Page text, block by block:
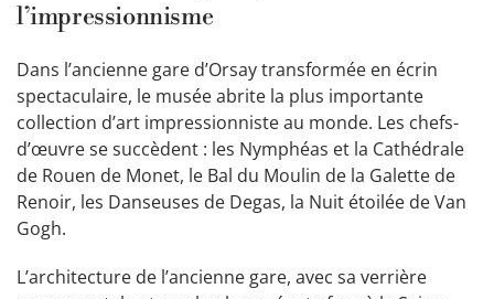
l’impressionnisme
Dans l’ancienne gare d’Orsay transformée en écrin
spectaculaire, le musée abrite la plus importante
collection d’art impressionniste au monde. Les chefs-
d’œuvre se succèdent : les Nymphéas et la Cathédrale
de Rouen de Monet, le Bal du Moulin de la Galette de
Renoir, les Danseuses de Degas, la Nuit étoilée de Van
Gogh.
L’architecture de l’ancienne gare, avec sa verrière